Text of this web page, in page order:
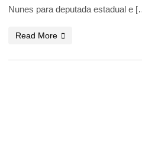
Nunes para deputada estadual e
Read More